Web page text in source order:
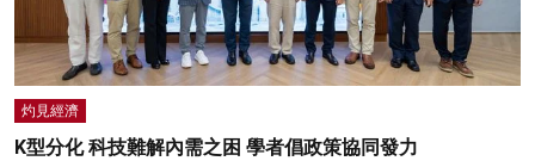
灼見經濟
K型分化 科技難解內需之困 學者倡政策協同發力